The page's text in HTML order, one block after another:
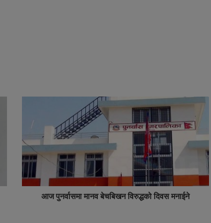
आज पुनर्वासमा मानव बेचबिखन विरुद्धको दिवस मनाईने